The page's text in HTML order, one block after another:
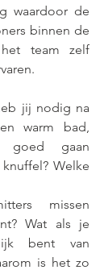
waardoor de
binnen de
team zelf
jij nodig na
warm bad,
goed gaan
Welke
missen
Wat als je
bent van
is het zo